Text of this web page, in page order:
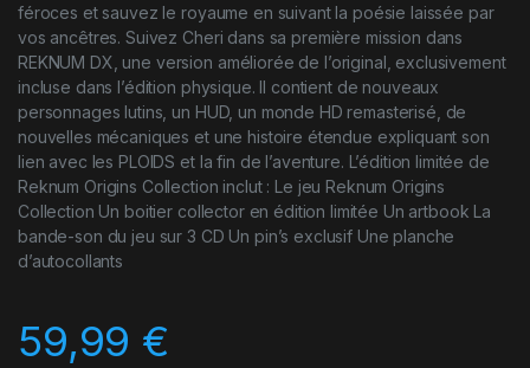
féroces et sauvez le royaume en suivant la poésie laissée par
vos ancêtres. Suivez Cheri dans sa première mission dans
REKNUM DX, une version améliorée de l’original, exclusivement
incluse dans l’édition physique. Il contient de nouveaux
personnages lutins, un HUD, un monde HD remasterisé, de
nouvelles mécaniques et une histoire étendue expliquant son
lien avec les PLOIDS et la fin de l’aventure. L’édition limitée de
Reknum Origins Collection inclut : Le jeu Reknum Origins
Collection Un boitier collector en édition limitée Un artbook La
bande-son du jeu sur 3 CD Un pin’s exclusif Une planche
d’autocollants
59,99 €